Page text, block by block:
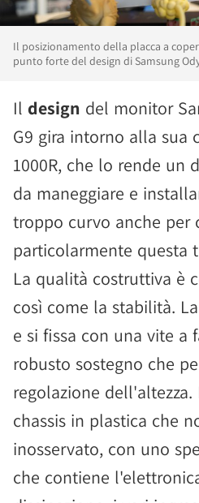
Il posizionamento della placca a
punto forte del design di Samsung
Il design del monitor
G9 gira intorno alla sua
1000R, che lo rende un
da maneggiare e
troppo curvo anche per
particolarmente questa
La qualità costruttiva è
così come la stabilità.
e si fissa con una vite a
robusto sostegno che
regolazione
chassis in plastica che
inosservato, con uno
che contiene